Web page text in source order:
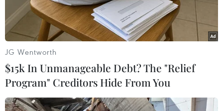
thứ 97 (UK97) sẽ diễn ratừ ngày 28/7 đến
4/8/2012 tại Hà Nội.
Ông Nguyễn Văn Lợi, Chủ tịch Hội Quốc tế ngữ
UK97 và ông Clay Magalhaes, Thư ký Thường
trực Đại hội Quốc tế ngữtoàn cầu chủ trì cuộc
họp báo.
JG Wentworth
$15k In Unmanageable Debt? The "Relief
Program" Creditors Hide From You